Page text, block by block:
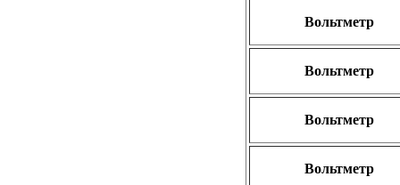
Вольтметр
Вольтметр
Вольтметр
Вольтметр